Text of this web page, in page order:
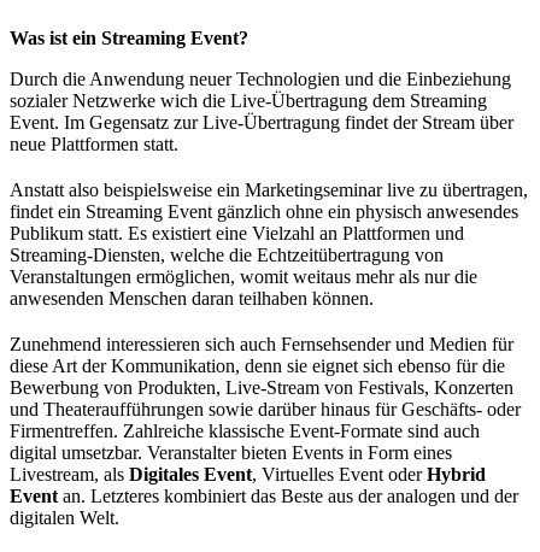
Was ist ein Streaming Event?
Durch die Anwendung neuer Technologien und die Einbeziehung
sozialer Netzwerke wich die Live-Übertragung dem Streaming
Event. Im Gegensatz zur Live-Übertragung findet der Stream über
neue Plattformen statt.
Anstatt also beispielsweise ein Marketingseminar live zu übertragen,
findet ein Streaming Event gänzlich ohne ein physisch anwesendes
Publikum statt. Es existiert eine Vielzahl an Plattformen und
Streaming-Diensten, welche die Echtzeitübertragung von
Veranstaltungen ermöglichen, womit weitaus mehr als nur die
anwesenden Menschen daran teilhaben können.
Zunehmend interessieren sich auch Fernsehsender und Medien für
diese Art der Kommunikation, denn sie eignet sich ebenso für die
Bewerbung von Produkten, Live-Stream von Festivals, Konzerten
und Theateraufführungen sowie darüber hinaus für Geschäfts- oder
Firmentreffen. Zahlreiche klassische Event-Formate sind auch
digital umsetzbar. Veranstalter bieten Events in Form eines
Livestream, als Digitales Event, Virtuelles Event oderHybrid
Event an. Letzteres kombiniert das Beste aus der analogen und der
digitalen Welt.